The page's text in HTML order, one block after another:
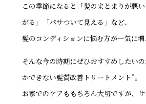
この季節になると「髪のまとまりが悪
がる」「パサついて見える」など、
髪のコンディションに悩む方が一気に増
そんな今の時期にぜひおすすめしたい
かできない髪質改善トリートメント”。
お家でのケアももちろん大切ですが、